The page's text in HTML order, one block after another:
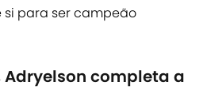
para ser campeão
Adryelson completa a